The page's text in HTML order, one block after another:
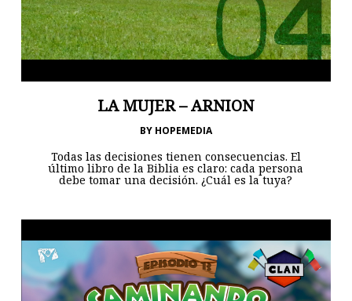
LA MUJER – ARNION
BY HOPEMEDIA
Todas las decisiones tienen consecuencias. El
último libro de la Biblia es claro: cada persona
debe tomar una decisión. ¿Cuál es la tuya?